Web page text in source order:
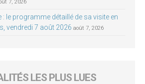
7, 2026
: le programme détaillé de sa visite en
vendredi 7 août 2026 août 7, 2026
LES PLUS LUES